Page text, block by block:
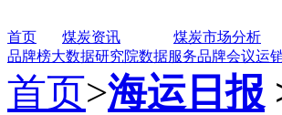
首页 煤炭资讯 煤炭市场分析
品牌榜大数据研究院数据服务品牌会议运
首页>海运日报